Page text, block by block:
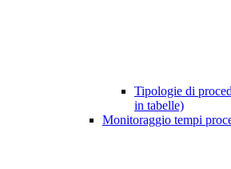
Tipologie di
in tabelle)
Monitoraggio tempi